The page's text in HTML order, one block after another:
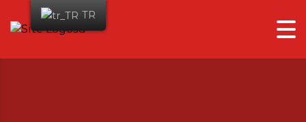
TR